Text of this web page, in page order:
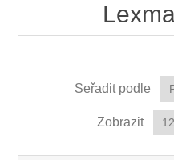
Seřadit podle
Zobrazit